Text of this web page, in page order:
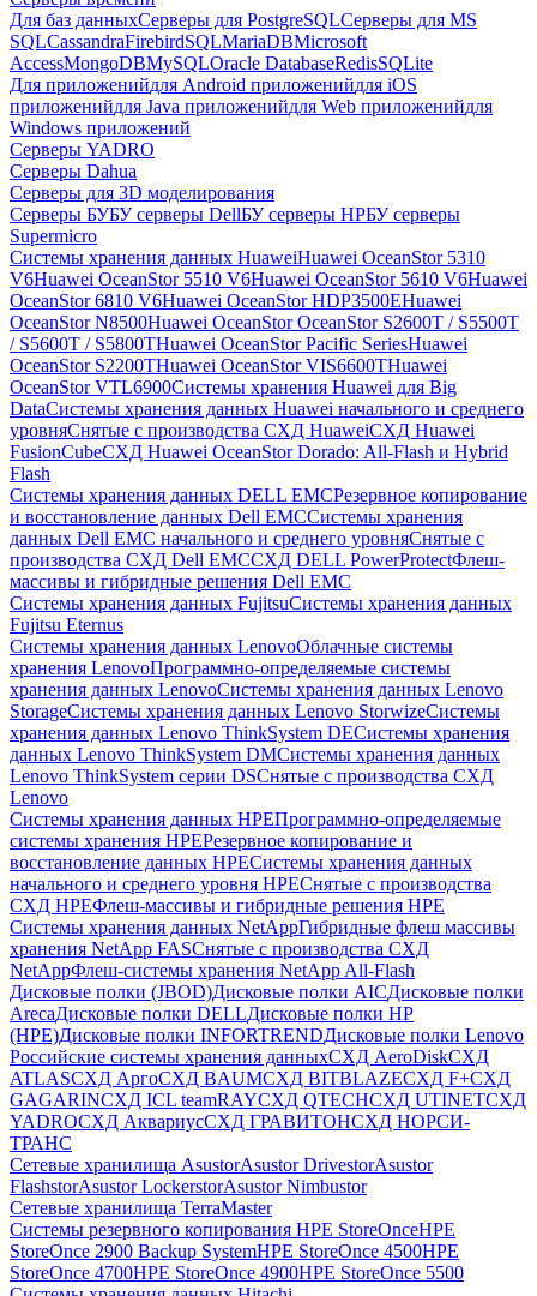
Для баз данныхСерверы для PostgreSQLСерверы для MS
SQLCassandraFirebirdSQLMariaDBMicrosoft
AccessMongoDBMySQLOracle DatabaseRedisSQLite
Для приложенийдля Android приложенийдля iOS
приложенийдля Java приложенийдля Web приложенийдля
Windows приложений
Серверы YADRO
Серверы Dahua
Серверы для 3D моделирования
Серверы БУБУ серверы DellБУ серверы HPБУ серверы
Supermicro
Системы хранения данных HuaweiHuawei OceanStor 5310
V6Huawei OceanStor 5510 V6Huawei OceanStor 5610 V6Huawei
OceanStor 6810 V6Huawei OceanStor HDP3500EHuawei
OceanStor N8500Huawei OceanStor OceanStor S2600T / S5500T
/ S5600T / S5800THuawei OceanStor Pacific SeriesHuawei
OceanStor S2200THuawei OceanStor VIS6600THuawei
OceanStor VTL6900Системы хранения Huawei для Big
DataСистемы хранения данных Huawei начального и среднего
уровняСнятые с производства СХД HuaweiСХД Huawei
FusionCubeСХД Huawei OceanStor Dorado: All-Flash и Hybrid
Flash
Системы хранения данных DELL EMCРезервное копирование
и восстановление данных Dell EMCСистемы хранения
данных Dell EMC начального и среднего уровняСнятые с
производства СХД Dell EMCСХД DELL PowerProtectФлеш-
массивы и гибридные решения Dell EMC
Системы хранения данных FujitsuСистемы хранения данных
Fujitsu Eternus
Системы хранения данных LenovoОблачные системы
хранения LenovoПрограммно-определяемые системы
хранения данных LenovoСистемы хранения данных Lenovo
StorageСистемы хранения данных Lenovo StorwizeСистемы
хранения данных Lenovo ThinkSystem DEСистемы хранения
данных Lenovo ThinkSystem DMСистемы хранения данных
Lenovo ThinkSystem серии DSСнятые с производства СХД
Lenovo
Системы хранения данных HPEПрограммно-определяемые
системы хранения HPEРезервное копирование и
восстановление данных HPEСистемы хранения данных
начального и среднего уровня HPEСнятые с производства
СХД HPEФлеш-массивы и гибридные решения HPE
Cистемы хранения данных NetAppГибридные флеш массивы
хранения NetApp FASСнятые с производства СХД
NetAppФлеш-системы хранения NetApp All-Flash
Дисковые полки (JBOD)Дисковые полки AICДисковые полки
ArecaДисковые полки DELLДисковые полки HP
(HPE)Дисковые полки INFORTRENDДисковые полки Lenovo
Российские системы хранения данныхСХД AeroDiskСХД
ATLASСХД AргоСХД BAUMСХД BITBLAZEСХД F+СХД
GAGARINСХД ICL teamRAYСХД QTECHСХД UTINETСХД
YADROСХД АквариусСХД ГРАВИТОНСХД НОРСИ-
ТРАНС
Сетевые хранилища AsustorAsustor DrivestorAsustor
FlashstorAsustor LockerstorAsustor Nimbustor
Сетевые хранилища TerraMaster
Системы резервного копирования HPE StoreOnceHPE
StoreOnce 2900 Backup SystemHPE StoreOnce 4500HPE
StoreOnce 4700HPE StoreOnce 4900HPE StoreOnce 5500